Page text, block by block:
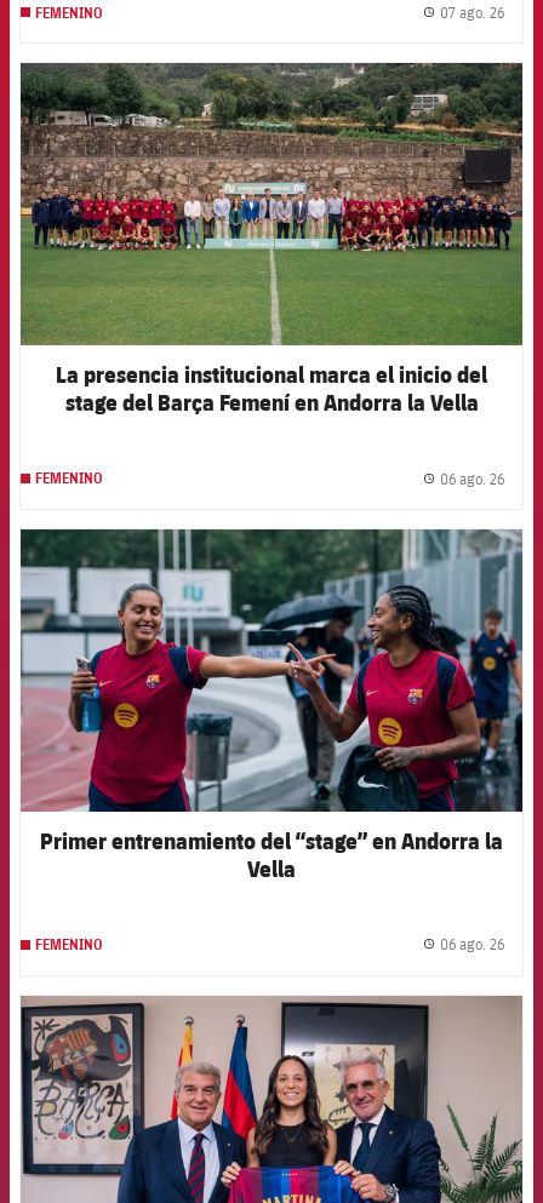
FEMENINO 07 ago. 26
FCB Barcelona badge
La presencia institucional marca el inicio del
stage del Barça Femení en Andorra la Vella
FEMENINO 06 ago. 26
FCB Barcelona badge
Primer entrenamiento del “stage” en Andorra la
Vella
FEMENINO 06 ago. 26
FCB Barcelona badge